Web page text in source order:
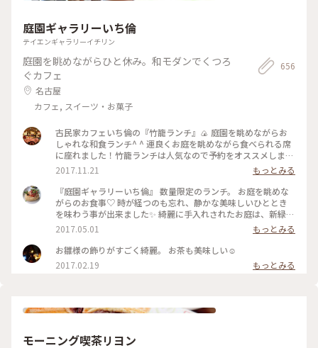
庭園ギャラリーいち倫
テイエンギャラリーイチリン
庭園を眺めながらひと休み。和モダンでくつろ
ぐカフェ
名古屋
カフェ, スイーツ・お菓子
656
古民家カフェいち倫の『竹籠ランチ』🍙 庭園を眺めながらお
しゃれな和食ランチ^ ^ 運良くお庭を眺めながら食べられる席
に座れました！竹籠ランチは人気なので予約をオススメします
😊 #カフェ #古民家カフェ #覚王山 #ランチ #和食ランチ #日本
庭園 #ことりっぷ愛知
2017.11.21
もっとみる
『庭園ギャラリーいち倫』 数量限定のランチ。 お庭を眺めな
がらのお食事♡ 時が経つのも忘れ、静かな美味しいひととき
を味わう事が出来ました✨ 綺麗に手入れされたお庭は、新緑が
美しく藤やつつじが咲いていました🌸 お庭を散策することも
できるんですよ❣️ #歩く#かおる#わたしの街#名古屋#覚王山 #
庭園#いち倫#ランチ#古民家#さんぽ #数量限定
2017.05.01
もっとみる
お雛様の飾りがすごく綺麗。 お茶も美味しい☺️
2017.02.19
もっとみる
モーニング喫茶リヨン